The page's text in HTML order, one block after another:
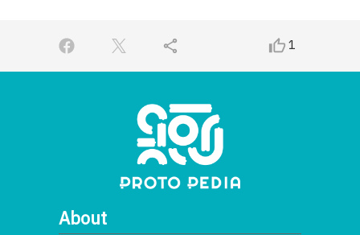
share thumb_up_alt1
About